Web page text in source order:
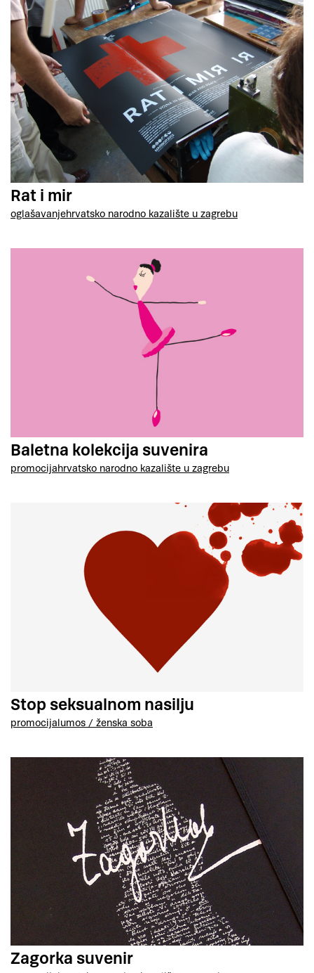
Rat i mir
oglašavanjehrvatsko narodno kazalište u zagrebu
Baletna kolekcija suvenira
promocijahrvatsko narodno kazalište u zagrebu
Stop seksualnom nasilju
promocijalumos / ženska soba
Zagorka suvenir